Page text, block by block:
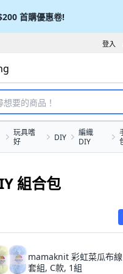
首購優惠卷!
登入
玩具嗜
好
DIY
編織
DIY
組合包
mamaknit 彩虹菜瓜布
套組, C款, 1組